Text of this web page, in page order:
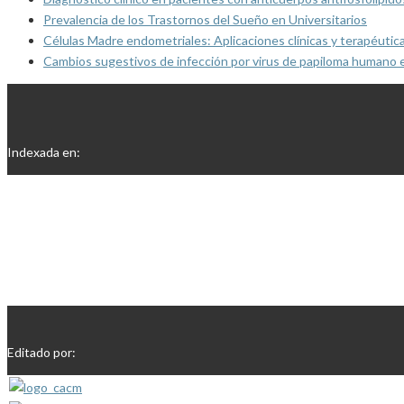
Prevalencia de los Trastornos del Sueño en Universitarios
Células Madre endometriales: Aplicaciones clínicas y
Cambios sugestivos de infección por virus de papiloma
Indexada en:
Editado por: